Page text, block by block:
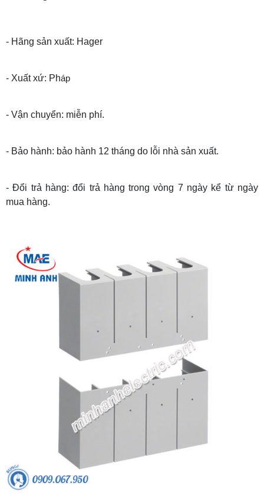
- Hãng sản xuất: Hager
- Xuất xứ: Pháp
- Vận chuyển: miễn phí.
- Bảo hành: bảo hành 12 tháng do lỗi nhà sản xuất.
- Đổi trả hàng: đổi trả hàng trong vòng 7 ngày kể từ ngày
mua hàng.